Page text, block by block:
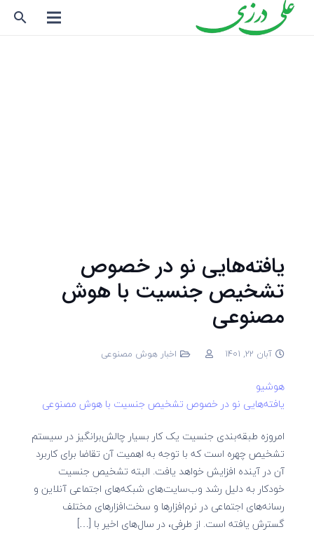
search
یافته‌هایی نو در خصوص
تشخیص جنسیت با هوش
مصنوعی
آبان 22, 1401 اخبار هوش مصنوعی
هوشیو
یافته‌هایی نو در خصوص تشخیص جنسیت با هوش مصنوعی
امروزه طبقه‌بندی جنسیت یک کار بسیار چالش‌برانگیز در سیستم
تشخیص چهره است که با توجه به اهمیت آن تقاضا برای کاربرد
آن در آینده افزایش خواهد یافت. البته تشخیص جنسیت
خودکار به دلیل رشد وب‌سایت‌های شبکه‌های اجتماعی آنلاین و
رسانه‌های اجتماعی در نرم‌افزارها و سخت‌افزارهای مختلف
گسترش یافته است. از طرفی، در سال‌های اخیر با […]